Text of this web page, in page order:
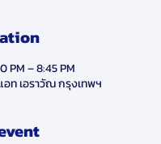
PM – 8:45 PM
อท เอราวัณ กรุงเทพฯ